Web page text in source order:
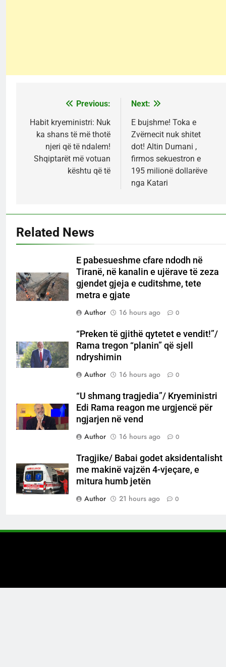
navigation
Previous:
Habit kryeministri: Nuk
ka shans të më thotë
njeri që të ndalem!
Shqiptarët më votuan
kështu që të
Next:
E bujshme! Toka e
Zvërnecit nuk shitet
dot! Altin Dumani ,
firmos sekuestron e
195 milionë dollarëve
nga Katari
Related News
E pabesueshme cfare ndodh në
Tiranë, në kanalin e ujërave të zeza
gjendet gjeja e cuditshme, tete
metra e gjate
Author
16 hours ago 0
“Preken të gjithë qytetet e vendit!”/
Rama tregon “planin” që sjell
ndryshimin
Author
16 hours ago 0
“U shmang tragjedia”/ Kryeministri
Edi Rama reagon me urgjencë për
ngjarjen në vend
Author
16 hours ago 0
Tragjike/ Babai godet aksidentalisht
me makinë vajzën 4-vjeçare, e
mitura humb jetën
Author
21 hours ago 0